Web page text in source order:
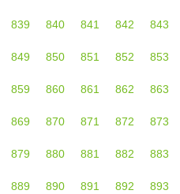
839 840 841 842 843
849 850 851 852 853
859 860 861 862 863
869 870 871 872 873
879 880 881 882 883
889 890 891 892 893